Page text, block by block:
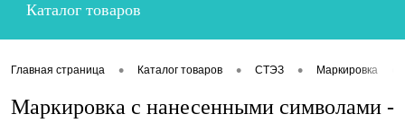
Каталог товаров
Главная страница • Каталог товаров • СТЭЗ • Маркировка
Маркировка с нанесенными символами -